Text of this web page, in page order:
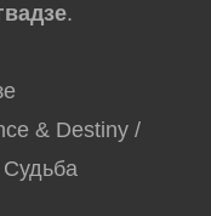
.
& Destiny /